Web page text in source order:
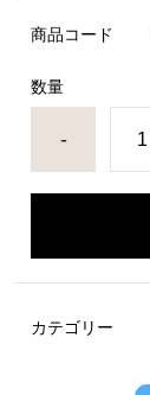
商品コード
数量
-
カテゴリー